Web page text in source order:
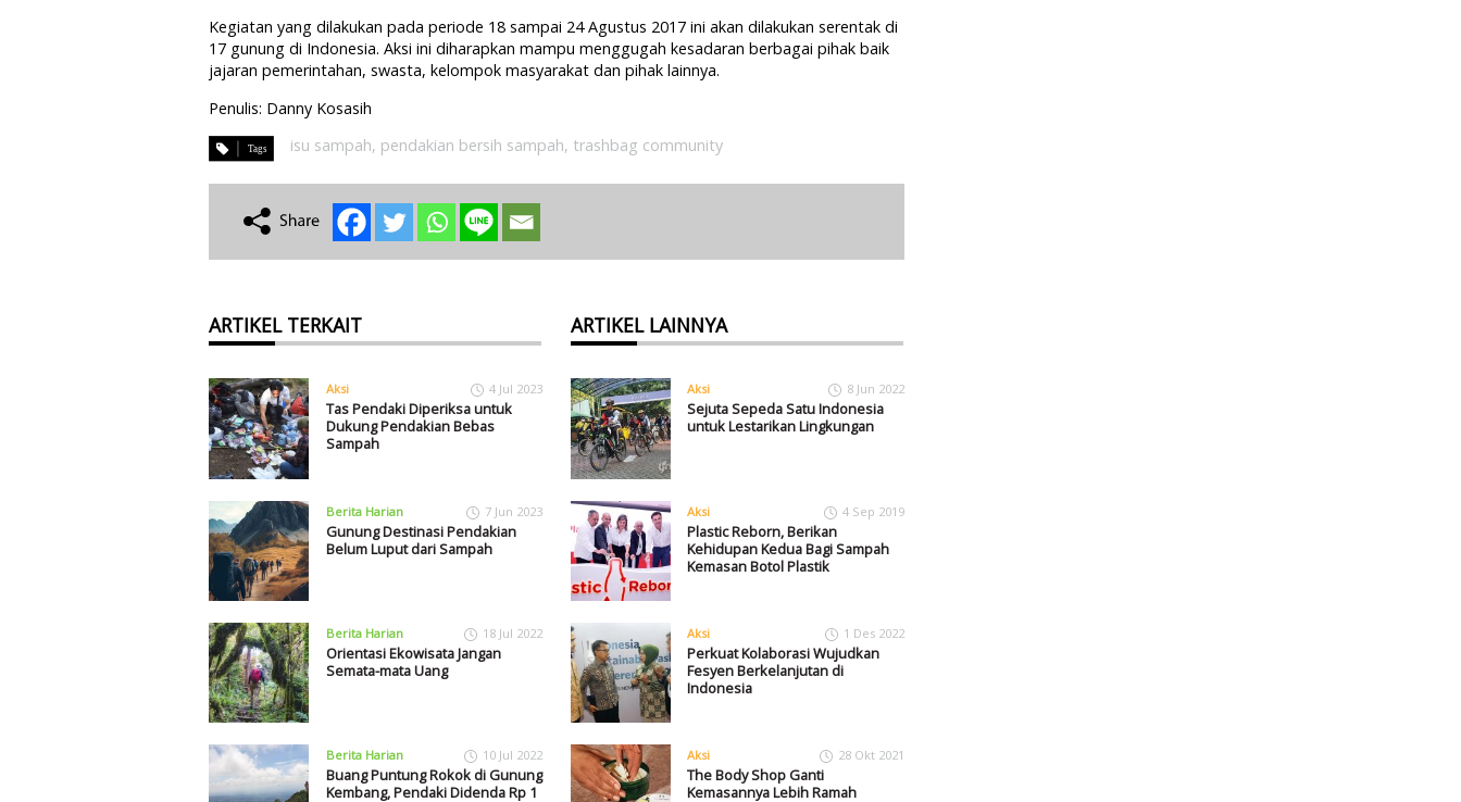
Kegiatan yang dilakukan pada periode 18 sampai 24 Agustus 2017 ini akan dilakukan serentak di
17 gunung di Indonesia. Aksi ini diharapkan mampu menggugah kesadaran berbagai pihak baik
jajaran pemerintahan, swasta, kelompok masyarakat dan pihak lainnya.
Penulis: Danny Kosasih
isu sampah, pendakian bersih sampah, trashbag community
ARTIKEL TERKAIT
Aksi 4 Jul 2023
Tas Pendaki Diperiksa untuk
Dukung Pendakian Bebas
Sampah
Berita Harian 7 Jun 2023
Gunung Destinasi Pendakian
Belum Luput dari Sampah
Berita Harian 18 Jul 2022
Orientasi Ekowisata Jangan
Semata-mata Uang
Berita Harian 10 Jul 2022
Buang Puntung Rokok di Gunung
Kembang, Pendaki Didenda Rp 1
ARTIKEL LAINNYA
Aksi 8 Jun 2022
Sejuta Sepeda Satu Indonesia
untuk Lestarikan Lingkungan
Aksi 4 Sep 2019
Plastic Reborn, Berikan
Kehidupan Kedua Bagi Sampah
Kemasan Botol Plastik
Aksi 1 Des 2022
Perkuat Kolaborasi Wujudkan
Fesyen Berkelanjutan di
Indonesia
Aksi 28 Okt 2021
The Body Shop Ganti
Kemasannya Lebih Ramah